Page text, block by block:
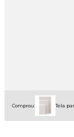
Comprou: Tela